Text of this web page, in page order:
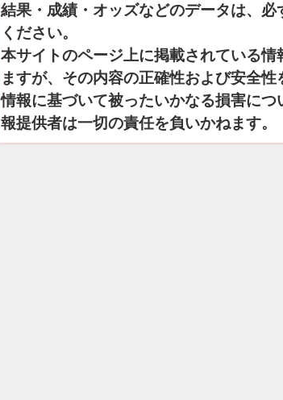
結果・成績・オッズなどのデータは、
ください。
本サイトのページ上に掲載されている
ますが、その内容の正確性および安全
情報に基づいて被ったいかなる損害に
報提供者は一切の責任を負いかねます。